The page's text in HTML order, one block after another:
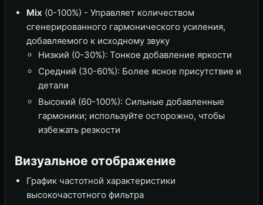
Mix (0-100%) - Управляет количеством
сгенерированного гармонического усиления,
добавляемого к исходному звуку
Низкий (0-30%): Тонкое добавление яркости
Средний (30-60%): Более ясное присутствие и
детали
Высокий (60-100%): Сильные добавленные
гармоники; используйте осторожно, чтобы
избежать резкости
Визуальное отображение
График частотной характеристики
высокочастотного фильтра